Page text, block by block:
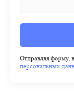
Отправляя форму,
персональных